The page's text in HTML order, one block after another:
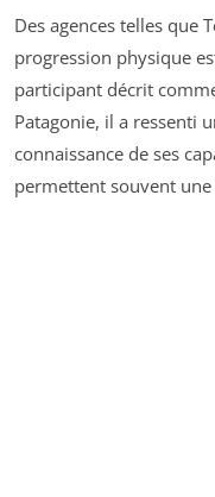
Des agences telles que
progression physique
participant décrit
Patagonie, il a ressenti
connaissance de ses
permettent souvent